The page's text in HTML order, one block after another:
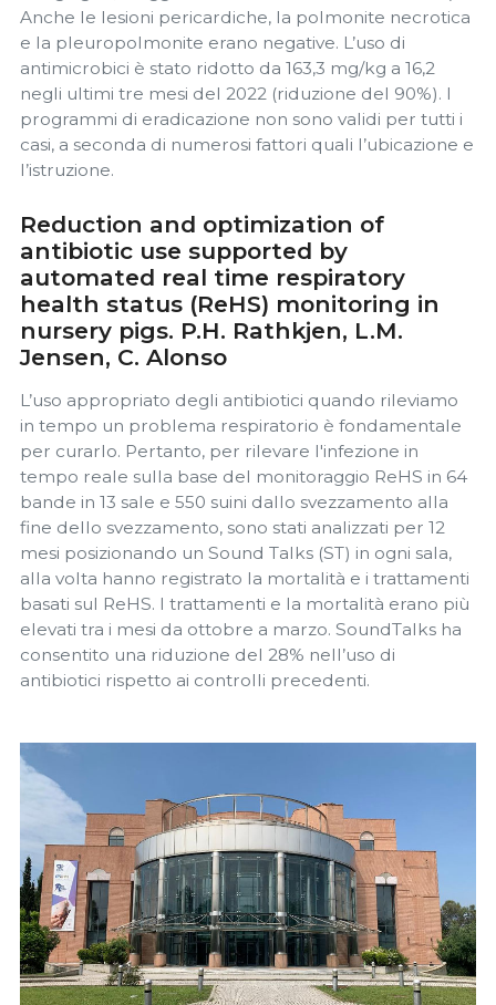
Anche le lesioni pericardiche, la polmonite necrotica
e la pleuropolmonite erano negative. L’uso di
antimicrobici è stato ridotto da 163,3 mg/kg a 16,2
negli ultimi tre mesi del 2022 (riduzione del 90%). I
programmi di eradicazione non sono validi per tutti i
casi, a seconda di numerosi fattori quali l’ubicazione e
l’istruzione.
Reduction and optimization of
antibiotic use supported by
automated real time respiratory
health status (ReHS) monitoring in
nursery pigs. P.H. Rathkjen, L.M.
Jensen, C. Alonso
L’uso appropriato degli antibiotici quando rileviamo
in tempo un problema respiratorio è fondamentale
per curarlo. Pertanto, per rilevare l'infezione in
tempo reale sulla base del monitoraggio ReHS in 64
bande in 13 sale e 550 suini dallo svezzamento alla
fine dello svezzamento, sono stati analizzati per 12
mesi posizionando un Sound Talks (ST) in ogni sala,
alla volta hanno registrato la mortalità e i trattamenti
basati sul ReHS. I trattamenti e la mortalità erano più
elevati tra i mesi da ottobre a marzo. SoundTalks ha
consentito una riduzione del 28% nell’uso di
antibiotici rispetto ai controlli precedenti.